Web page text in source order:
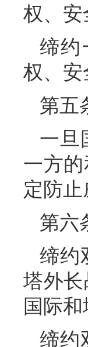
权、安
缔约
权、安
第五
一旦
一方
定防止
第六
缔约
塔外
国际
缔约